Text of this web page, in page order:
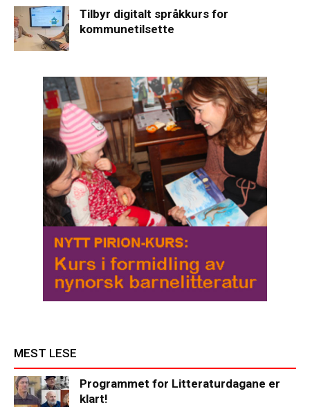
Tilbyr digitalt språkkurs for
kommunetilsette
MEST LESE
Programmet for Litteraturdagane er
klart!